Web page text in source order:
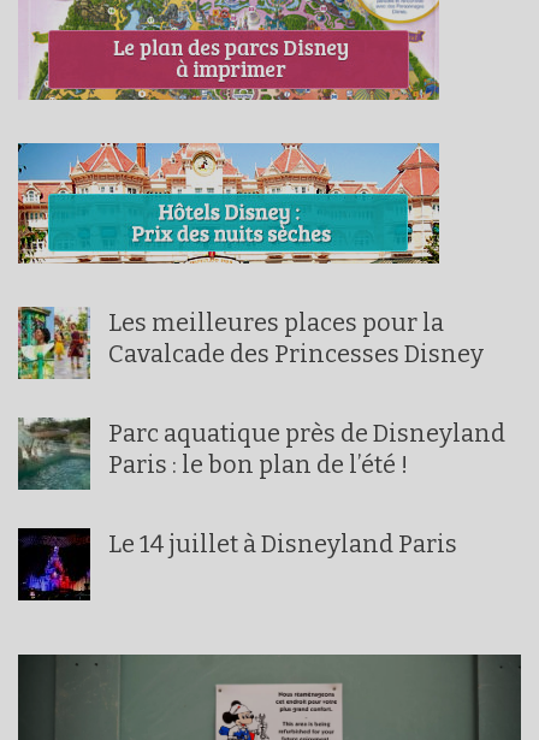
Les meilleures places pour la
Cavalcade des Princesses Disney
Parc aquatique près de Disneyland
Paris : le bon plan de l’été !
Le 14 juillet à Disneyland Paris